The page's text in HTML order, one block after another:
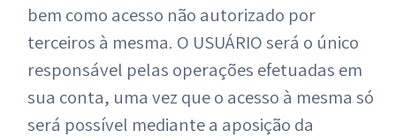
bem como acesso não autorizado por
terceiros à mesma. O USUÁRIO será o único
responsável pelas operações efetuadas em
sua conta, uma vez que o acesso à mesma só
será possível mediante a aposição da